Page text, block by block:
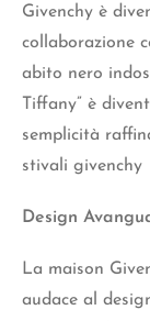
Givenchy è
collaborazione
abito nero
Tiffany” è
semplicità
stivali givenchy
Design
La maison
audace al